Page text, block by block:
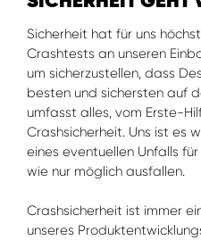
Sicherheit hat für uns
Crashtests an unseren
um sicherzustellen, dass
besten und sichersten auf
umfasst alles, vom Erste-
Crashsicherheit. Uns ist es
eines eventuellen Unfalls
wie nur möglich ausfallen.
Crashsicherheit ist immer
unseres